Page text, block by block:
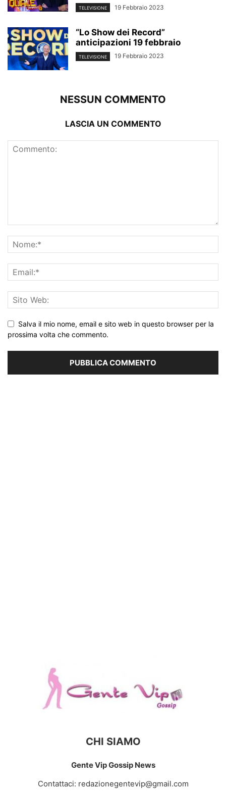
TELEVISIONE 19 Febbraio 2023
“Lo Show dei Record”
anticipazioni 19 febbraio
TELEVISIONE 19 Febbraio 2023
NESSUN COMMENTO
LASCIA UN COMMENTO
Salva il mio nome, email e sito web in questo browser per la
prossima volta che commento.
CHI SIAMO
Gente Vip Gossip News
Contattaci: redazionegentevip@gmail.com